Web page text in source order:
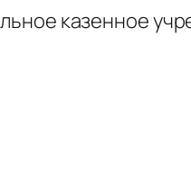
казенное